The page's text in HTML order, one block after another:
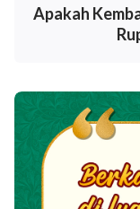
tidak bisa
ketika Dia, Roh
kebenaran:
tentang diri-
menyampaikan
didengar-Nya:
yang akan
Apakah